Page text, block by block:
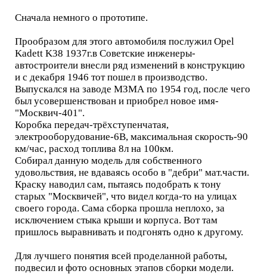
Сначала немного о прототипе.
Прообразом для этого автомобиля послужил Opel
Kadett K38 1937г.в Советские инженеры-
автостроители внесли ряд изменений в конструкцию
и с декабря 1946 тот пошел в производство.
Выпускался на заводе МЗМА по 1954 год, после чего
был усовершенствован и приобрел новое имя-
"Москвич-401".
Коробка передач-трёхступенчатая,
электрооборудование-6В, максимальная скорость-90
км/час, расход топлива 8л на 100км.
Собирал данную модель для собственного
удовольствия, не вдаваясь особо в "дебри" мат.части.
Краску наводил сам, пытаясь подобрать к тону
старых "Москвичей", что видел когда-то на улицах
своего города. Сама сборка прошла неплохо, за
исключением стыка крыши и корпуса. Вот там
пришлось выравнивать и подгонять одно к другому.
Для лучшего понятия всей проделанной работы,
подвесил и фото основных этапов сборки модели.